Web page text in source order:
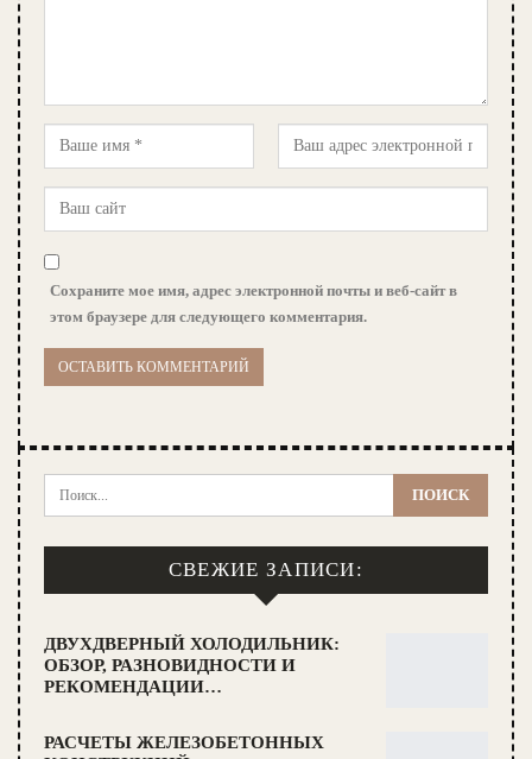
Сохраните мое имя, адрес электронной почты и веб-сайт в
этом браузере для следующего комментария.
СВЕЖИЕ ЗАПИСИ:
ДВУХДВЕРНЫЙ ХОЛОДИЛЬНИК:
ОБЗОР, РАЗНОВИДНОСТИ И
РЕКОМЕНДАЦИИ…
РАСЧЕТЫ ЖЕЛЕЗОБЕТОННЫХ